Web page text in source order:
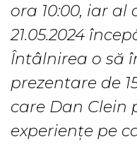
ora 10:00, iar al
21.05.2024
Întâlnirea o să
prezentare de
care Dan Clein
experiențe pe